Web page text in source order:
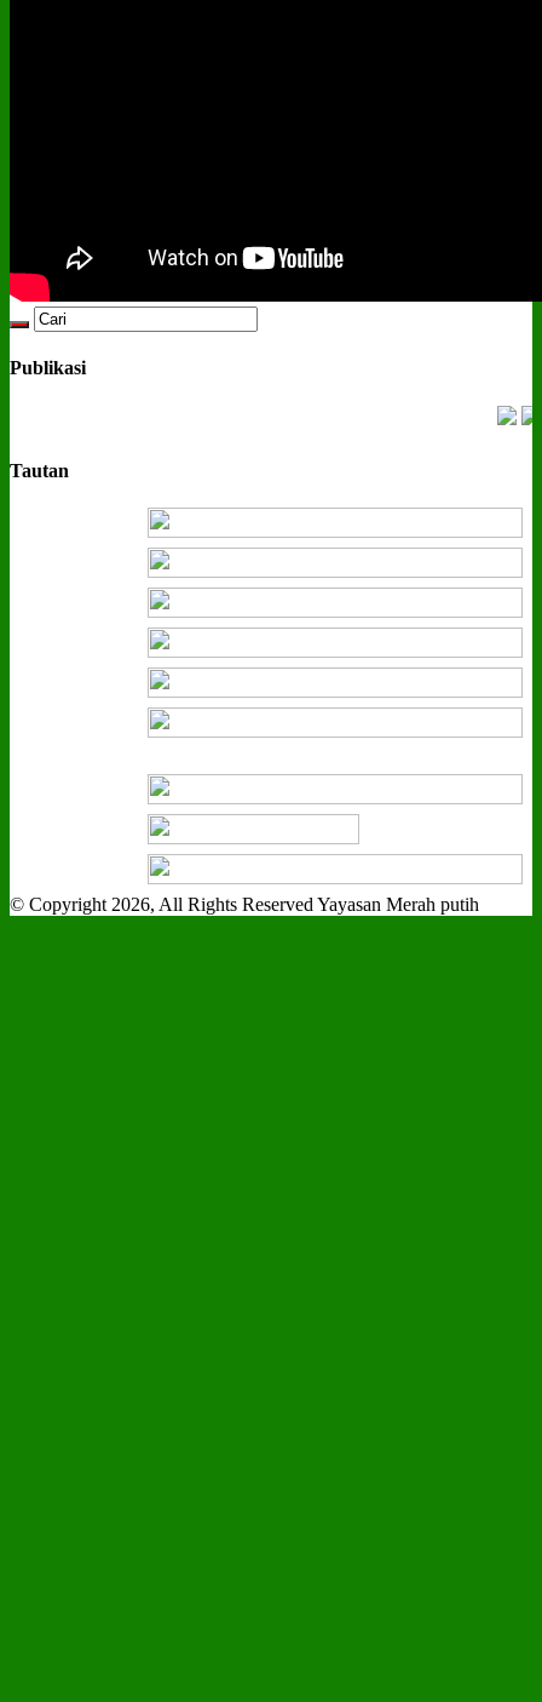
Publikasi
Tautan
© Copyright 2026, All Rights Reserved Yayasan Merah putih